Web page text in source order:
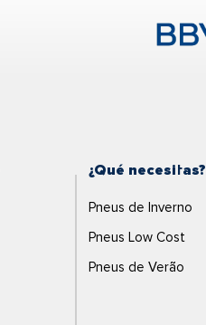
¿Qué necesitas?
Pneus de Inverno
Pneus Low Cost
Pneus de Verão